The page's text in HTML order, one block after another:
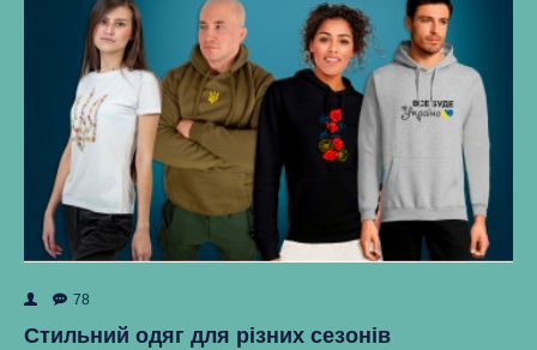
78
Стильний одяг для різних сезонів